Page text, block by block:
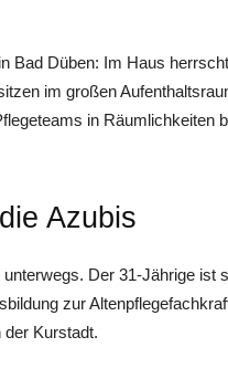
Bad Düben: Im Haus
im großen
in Räumlichkeiten
Azubis
Der 31-Jährige ist
zur
der Kurstadt.